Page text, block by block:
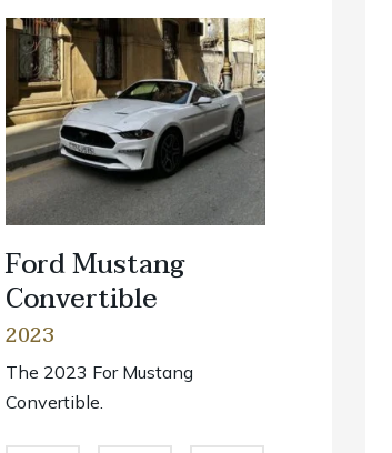
Ford Mustang
Convertible
2023
The 2023 For Mustang
Convertible.